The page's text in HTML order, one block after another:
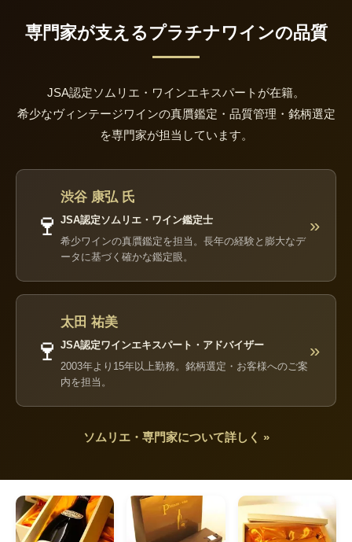
専門家が支えるプラチナワインの品質
JSA認定ソムリエ・ワインエキスパートが在籍。
希少なヴィンテージワインの真贋鑑定・品質管理・銘柄選定
を専門家が担当しています。
🍷
渋谷 康弘 氏
JSA認定ソムリエ・ワイン鑑定士
希少ワインの真贋鑑定を担当。長年の経験と膨大なデ
ータに基づく確かな鑑定眼。
»
🍷
太田 祐美
JSA認定ワインエキスパート・アドバイザー
2003年より15年以上勤務。銘柄選定・お客様へのご案
内を担当。
»
ソムリエ・専門家について詳しく »